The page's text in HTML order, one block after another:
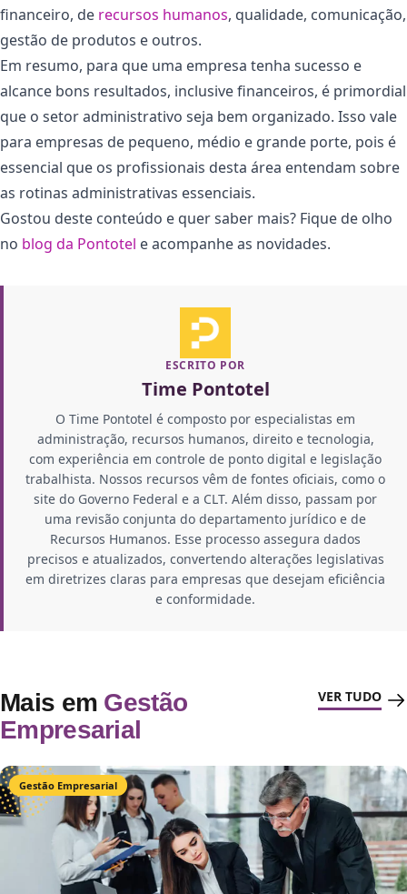
financeiro, de recursos humanos, qualidade, comunicação,
gestão de produtos e outros.
Em resumo, para que uma empresa tenha sucesso e
alcance bons resultados, inclusive financeiros, é primordial
que o setor administrativo seja bem organizado. Isso vale
para empresas de pequeno, médio e grande porte, pois é
essencial que os profissionais desta área entendam sobre
as rotinas administrativas essenciais.
Gostou deste conteúdo e quer saber mais? Fique de olho
no blog da Pontotel e acompanhe as novidades.
ESCRITO POR
Time Pontotel
O Time Pontotel é composto por especialistas em
administração, recursos humanos, direito e tecnologia,
com experiência em controle de ponto digital e legislação
trabalhista. Nossos recursos vêm de fontes oficiais, como o
site do Governo Federal e a CLT. Além disso, passam por
uma revisão conjunta do departamento jurídico e de
Recursos Humanos. Esse processo assegura dados
precisos e atualizados, convertendo alterações legislativas
em diretrizes claras para empresas que desejam eficiência
e conformidade.
Mais em Gestão
Empresarial
VER TUDO
Gestão Empresarial